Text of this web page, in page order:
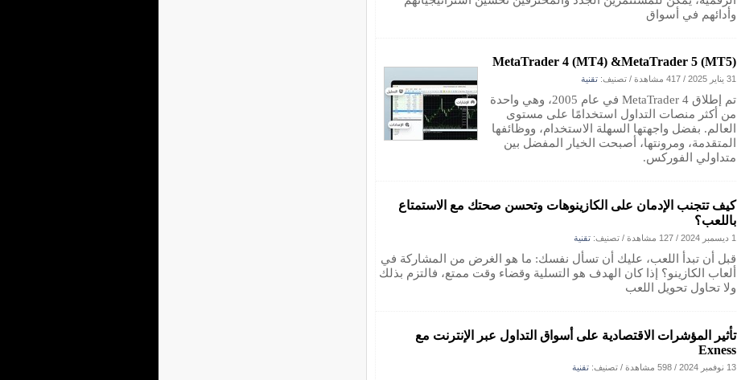
وأدائهم في أسواق
MetaTrader 4 (MT4) &MetaTrader 5 (MT5)
31 يناير 2025 / 417 مشاهدة / تصنيف: تقنية
تم إطلاق MetaTrader 4 في عام 2005، وهي واحدة
من أكثر منصات التداول استخدامًا على مستوى
العالم. بفضل واجهتها السهلة الاستخدام، ووظائفها
المتقدمة، ومرونتها، أصبحت الخيار المفضل بين
متداولي الفوركس.
كيف تتجنب الإدمان على الكازينوهات وتحسن صحتك مع الاستمتاع
باللعب؟
1 ديسمبر 2024 / 127 مشاهدة / تصنيف: تقنية
قبل أن تبدأ اللعب، عليك أن تسأل نفسك: ما هو الغرض من المشاركة في
ألعاب الكازينو؟ إذا كان الهدف هو التسلية وقضاء وقت ممتع، فالتزم بذلك
ولا تحاول تحويل اللعب
تأثير المؤشرات الاقتصادية على أسواق التداول عبر الإنترنت مع
Exness
13 نوفمبر 2024 / 598 مشاهدة / تصنيف: تقنية